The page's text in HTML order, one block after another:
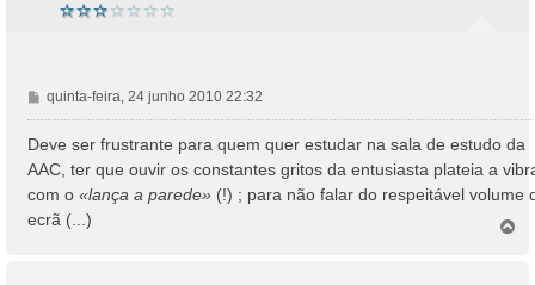
M
e
a
g
e
quinta-feira, 24 junho 2010 22:32
Deve ser frustrante para quem quer estudar na sala de estudo da
AAC, ter que ouvir os constantes gritos da entusiasta plateia a
com o «lança a parede» (!) ; para não falar do respeitável volume
ecrã (...)